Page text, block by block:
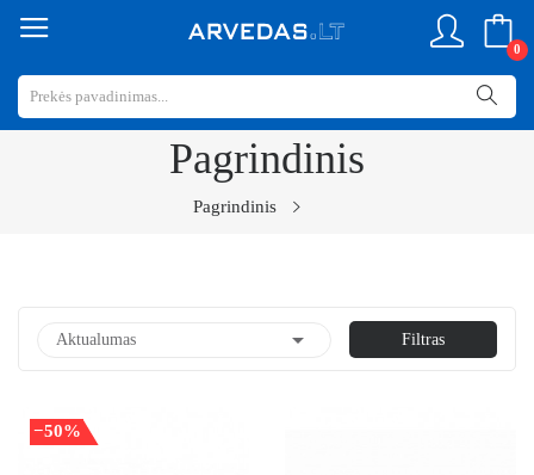
0
Pagrindinis
Pagrindinis
Aktualumas  Filtras
−50%